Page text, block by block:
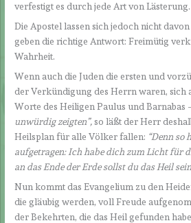
verfestigt es durch jede Art von Lästerung.
Die Apostel lassen sich jedoch nicht
geben die richtige Antwort: Freimütig
Wahrheit.
Wenn auch die Juden die ersten und
der Verkündigung des Herrn waren, sich
Worte des Heiligen Paulus und Barnabas
unwürdig zeigten”,so läßt der Herr
Heilsplan für alle Völker fallen: “Denn so
aufgetragen: Ich habe dich zum Licht für
an das Ende der Erde sollst du das Heil
Nun kommt das Evangelium zu den
die gläubig werden, voll Freude
der Bekehrten, die das Heil gefunden